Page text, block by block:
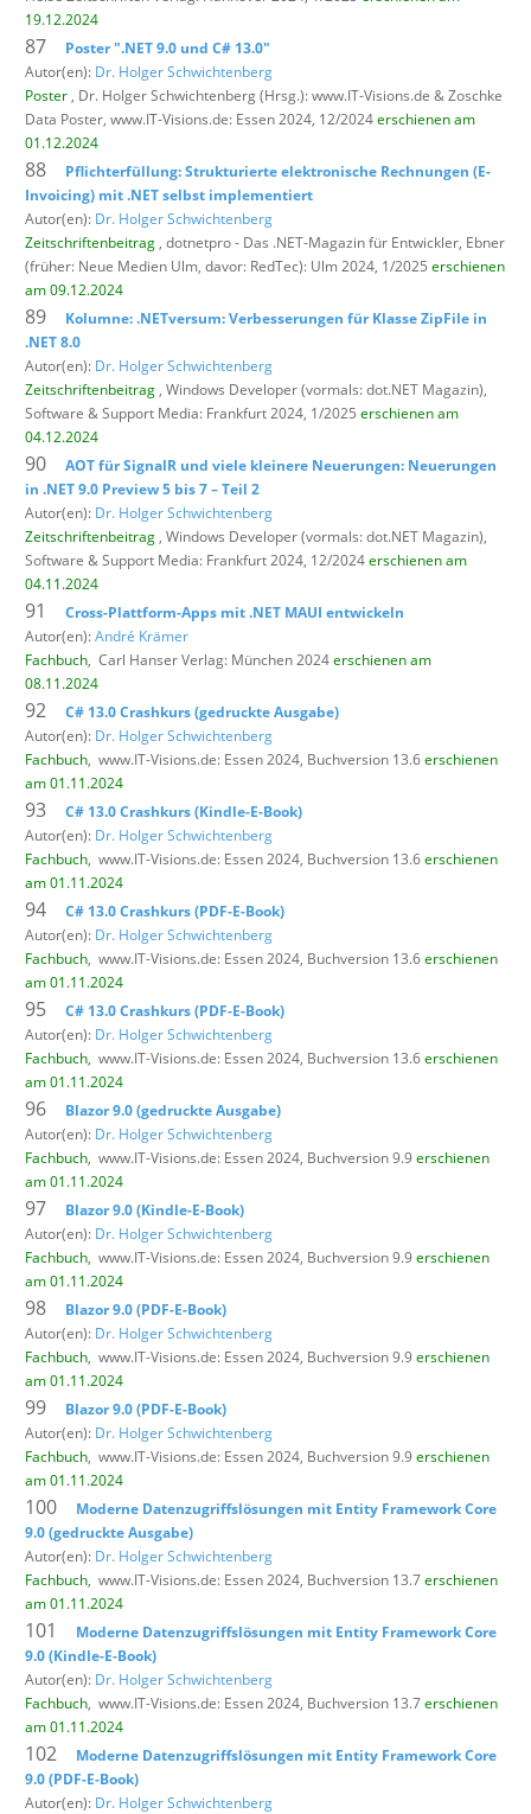
19.12.2024
87
Poster ".NET 9.0 und C# 13.0"
Autor(en): Dr. Holger Schwichtenberg
Poster , Dr. Holger Schwichtenberg (Hrsg.): www.IT-Visions.de & Zoschke
Data Poster, www.IT-Visions.de: Essen 2024, 12/2024erschienen am
01.12.2024
88
Pflichterfüllung: Strukturierte elektronische Rechnungen (E-
Invoicing) mit .NET selbst implementiert
Autor(en): Dr. Holger Schwichtenberg
Zeitschriftenbeitrag , dotnetpro - Das .NET-Magazin für Entwickler, Ebner
(früher: Neue Medien Ulm, davor: RedTec): Ulm 2024, 1/2025 erschienen
am 09.12.2024
89
Kolumne: .NETversum: Verbesserungen für Klasse ZipFile in
.NET 8.0
Autor(en): Dr. Holger Schwichtenberg
Zeitschriftenbeitrag , Windows Developer (vormals: dot.NET Magazin),
Software & Support Media: Frankfurt 2024, 1/2025 erschienen am
04.12.2024
90
AOT für SignalR und viele kleinere Neuerungen: Neuerungen
in .NET 9.0 Preview 5 bis 7 – Teil 2
Autor(en): Dr. Holger Schwichtenberg
Zeitschriftenbeitrag , Windows Developer (vormals: dot.NET Magazin),
Software & Support Media: Frankfurt 2024, 12/2024erschienen am
04.11.2024
91
Cross-Plattform-Apps mit .NET MAUI entwickeln
Autor(en):André Krämer
Fachbuch, Carl Hanser Verlag: München 2024erschienen am
08.11.2024
92
C# 13.0 Crashkurs (gedruckte Ausgabe)
Autor(en): Dr. Holger Schwichtenberg
Fachbuch, www.IT-Visions.de: Essen 2024, Buchversion 13.6erschienen
am 01.11.2024
93
C# 13.0 Crashkurs (Kindle-E-Book)
Autor(en): Dr. Holger Schwichtenberg
Fachbuch, www.IT-Visions.de: Essen 2024, Buchversion 13.6erschienen
am 01.11.2024
94
C# 13.0 Crashkurs (PDF-E-Book)
Autor(en): Dr. Holger Schwichtenberg
Fachbuch, www.IT-Visions.de: Essen 2024, Buchversion 13.6erschienen
am 01.11.2024
95
C# 13.0 Crashkurs (PDF-E-Book)
Autor(en): Dr. Holger Schwichtenberg
Fachbuch, www.IT-Visions.de: Essen 2024, Buchversion 13.6erschienen
am 01.11.2024
96
Blazor 9.0 (gedruckte Ausgabe)
Autor(en): Dr. Holger Schwichtenberg
Fachbuch, www.IT-Visions.de: Essen 2024, Buchversion 9.9erschienen
am 01.11.2024
97
Blazor 9.0 (Kindle-E-Book)
Autor(en): Dr. Holger Schwichtenberg
Fachbuch, www.IT-Visions.de: Essen 2024, Buchversion 9.9erschienen
am 01.11.2024
98
Blazor 9.0 (PDF-E-Book)
Autor(en): Dr. Holger Schwichtenberg
Fachbuch, www.IT-Visions.de: Essen 2024, Buchversion 9.9erschienen
am 01.11.2024
99
Blazor 9.0 (PDF-E-Book)
Autor(en): Dr. Holger Schwichtenberg
Fachbuch, www.IT-Visions.de: Essen 2024, Buchversion 9.9erschienen
am 01.11.2024
100
Moderne Datenzugriffslösungen mit Entity Framework Core
9.0 (gedruckte Ausgabe)
Autor(en): Dr. Holger Schwichtenberg
Fachbuch, www.IT-Visions.de: Essen 2024, Buchversion 13.7erschienen
am 01.11.2024
101
Moderne Datenzugriffslösungen mit Entity Framework Core
9.0 (Kindle-E-Book)
Autor(en): Dr. Holger Schwichtenberg
Fachbuch, www.IT-Visions.de: Essen 2024, Buchversion 13.7erschienen
am 01.11.2024
102
Moderne Datenzugriffslösungen mit Entity Framework Core
9.0 (PDF-E-Book)
Autor(en): Dr. Holger Schwichtenberg